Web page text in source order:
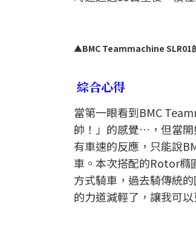
▲BMC Teammachine SLR01
綜合心得
當第一眼看到BMC
帥！」的感覺…，但當開
有車速的反應，只能說
車。本次搭配的Rotor橢
方式騎車，過去騎傳統
的力道減輕了，讓我可